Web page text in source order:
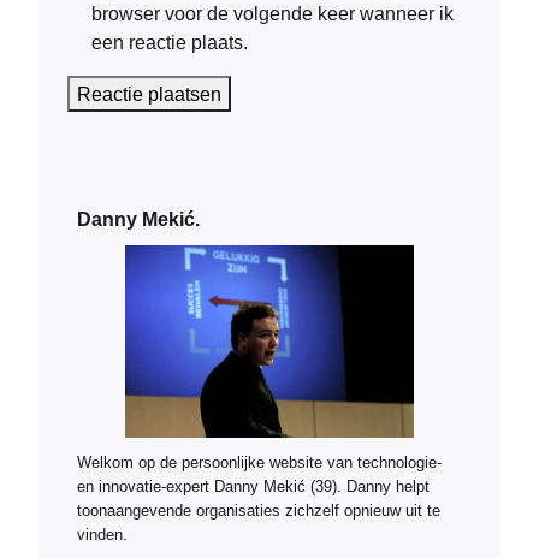
browser voor de volgende keer wanneer ik
een reactie plaats.
Danny Mekić.
Welkom op de persoonlijke website van technologie-
en innovatie-expert Danny Mekić (39). Danny helpt
toonaangevende organisaties zichzelf opnieuw uit te
vinden.